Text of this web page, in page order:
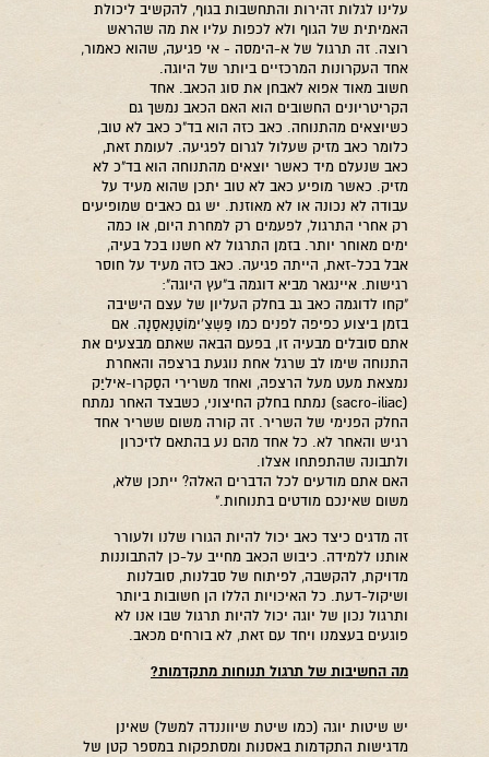
עלינו לגלות זהירות והתחשבות בגוף, להקשיב ליכולת
האמיתית של הגוף ולא לכפות עליו את מה שהראש
רוצה. זה תרגול של א-הימסה - אי פגיעה, שהוא כאמור,
אחד העקרונות המרכזיים ביותר של היוגה.
חשוב מאוד אפוא לאבחן את סוג הכאב. אחד
הקריטריונים החשובים הוא האם הכאב נמשך גם
כשיוצאים מהתנוחה. כאב כזה הוא בד"כ כאב לא טוב,
כלומר כאב מזיק שעלול לגרום לפגיעה. לעומת זאת,
כאב שנעלם מיד כאשר יוצאים מהתנוחה הוא בד"כ לא
מזיק. כאשר מופיע כאב לא טוב יתכן שהוא מעיד על
עבודה לא נכונה או לא מאוזנת. יש גם כאבים שמופיעים
רק אחרי התרגול, לפעמים רק למחרת היום, או כמה
ימים מאוחר יותר. בזמן התרגול לא חשנו בכל בעיה,
אבל בכל-זאת, הייתה פגיעה. כאב כזה מעיד על חוסר
רגישות. איינגאר מביא דוגמה ב"עץ היוגה":
"קחו לדוגמה כאב גב בחלק העליון של עצם הישיבה
בזמן ביצוע כפיפה לפנים כמו פַּשְצִ'ימוֹטַנַאסַנָה. אם
אתם סובלים מבעיה זו, בפעם הבאה שאתם מבצעים את
התנוחה שימו לב שרגל אחת נוגעת ברצפה והאחרת
נמצאת מעט מעל הרצפה, ואחד משרירי הסַקרו-איליַק
(sacro-iliac) נמתח בחלק החיצוני, כשבצד האחר נמתח
החלק הפנימי של השריר. זה קורה משום ששריר אחד
רגיש והאחר לא. כל אחד מהם נע בהתאם לזיכרון
ולתבונה שהתפתחו אצלו.
האם אתם מודעים לכל הדברים האלה? ייתכן שלא,
משום שאינכם מודטים בתנוחות."
זה מדגים כיצד כאב יכול להיות הגורו שלנו ולעורר
אותנו ללמידה. כיבוש הכאב מחייב על-כן להתבוננות
מדויקת, להקשבה, לפיתוח של סבלנות, סובלנות
ושיקול-דעת. כל האיכויות הללו הן חשובות ביותר
ותרגול נכון של יוגה יכול להיות תרגול שבו אנו לא
פוגעים בעצמנו ויחד עם זאת, לא בורחים מכאב.
מה החשיבות של תרגול תנוחות מתקדמות?
יש שיטות יוגה (כמו שיטת שיווננדה למשל) שאינן
מדגישות התקדמות באסנות ומסתפקות במספר קטן של